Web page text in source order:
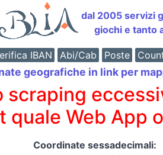
dal 2005 servizi
giochi e tanto
IBAN Abi/Cab Poste
geografiche in link per
scraping
quale Web App
Coordinate sessadecimali: